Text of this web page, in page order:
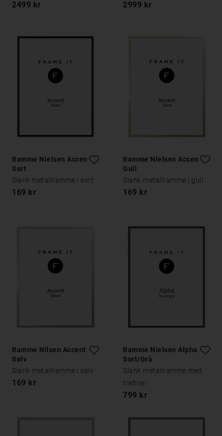
2499 kr 2999 kr
Ramme Nielsen Accent
Sort
Slank metallramme i sort
169 kr
Ramme Nielsen Accent
Gull
Slank metallramme i gull
169 kr
Ramme Nilsen Accent
Sølv
Slank metallramme i sølv
169 kr
Ramme Nielsen Alpha
Sort/Grå
Slank metallramme med
trefiner
799 kr